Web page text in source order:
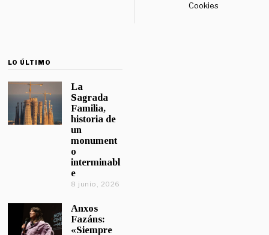
Cookies
LO ÚLTIMO
La
Sagrada
Familia,
historia de
un
monument
o
interminabl
e
8 junio, 2026
Anxos
Fazáns:
«Siempre